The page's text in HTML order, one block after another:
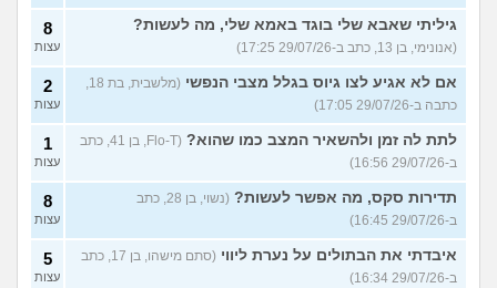
גיליתי שאבא שלי בוגד באמא שלי, מה לעשות?
(אנונימי, בן 13, כתב ב-29/07/26 17:25)
8
עצות
אם לא אגיע לצו גיוס בגלל מצבי הנפשי
(מלשבית, בת 18,
כתבה ב-29/07/26 17:05)
2
עצות
לתת לה זמן ולהשאיר המצב כמו שהוא?
(Flo-T, בן 41, כתב
ב-29/07/26 16:56)
1
עצות
תדירות סקס, מה אפשר לעשות?
(נשוי, בן 28, כתב
ב-29/07/26 16:45)
8
עצות
איבדתי את הבתולים על נערת ליווי
(סתם מישהו, בן 17, כתב
ב-29/07/26 16:34)
5
עצות